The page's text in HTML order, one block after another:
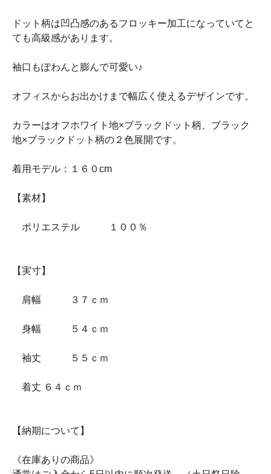
ドット柄は凹凸感のあるフロッキー加工になっていてと
ても高級感があります。
袖口もぽわんと膨んで可愛い♪
オフィスからお出かけまで幅広く使えるデザインです。
カラーはオフホワイト地×ブラックドット柄、ブラック
地×ブラックドット柄の２色展開です。
着用モデル：１６０cm
【素材】
ポリエステル １００％
【実寸】
肩幅 ３７ｃｍ
身幅 ５４ｃｍ
袖丈 ５５ｃｍ
着丈 ６４ｃｍ
【納期について】
《在庫ありの商品》